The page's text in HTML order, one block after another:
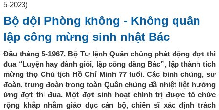
5-2023)
Bộ đội Phòng không - Không quân
lập công mừng sinh nhật Bác
Đầu tháng 5-1967, Bộ Tư lệnh Quân chủng phát động đợt thi
đua “Luyện hay đánh giỏi, lập công dâng Bác”, lập thành tích
mừng thọ Chủ tịch Hồ Chí Minh 77 tuổi. Các binh chủng, sư
đoàn, trung đoàn trong toàn Quân chủng đã nhiệt liệt hưởng
ứng đợt thi đua. Một đợt sinh hoạt chính trị được tổ chức
rộng khắp nhằm giáo dục cán bộ, chiến sĩ xác định trách